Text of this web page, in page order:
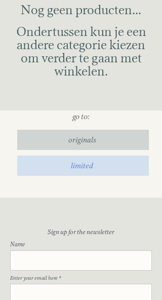
Nog geen producten...
Ondertussen kun je een
andere categorie kiezen
om verder te gaan met
winkelen.
go to:
originals
limited
Sign up for the newsletter
Name
Enter your email here